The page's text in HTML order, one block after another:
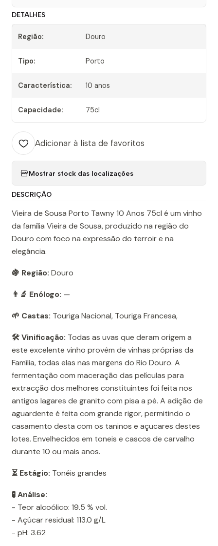
DETALHES
Região: Douro
Tipo: Porto
Característica: 10 anos
Capacidade: 75cl
Adicionar à lista de favoritos
Mostrar stock das localizações
DESCRIÇÃO
Vieira de Sousa Porto Tawny 10 Anos 75cl é um vinho
da família Vieira de Sousa, produzido na região do
Douro com foco na expressão do terroir e na
elegância.
🍇 Região: Douro
👨‍🔬 Enólogo: —
🌱 Castas: Touriga Nacional, Touriga Francesa,
🛠️ Vinificação: Todas as uvas que deram origem a
este excelente vinho provêm de vinhas próprias da
Família, todas elas nas margens do Rio Douro. A
fermentação com maceração das películas para
extracção dos melhores constituintes foi feita nos
antigos lagares de granito com pisa a pé. A adição de
aguardente é feita com grande rigor, permitindo o
casamento desta com os taninos e açucares destes
lotes. Envelhecidos em toneis e cascos de carvalho
durante 10 ou mais anos.
⏳ Estágio: Tonéis grandes
🧪 Análise:
- Teor alcoólico: 19.5 % vol.
- Açúcar residual: 113.0 g/L
- pH: 3.62